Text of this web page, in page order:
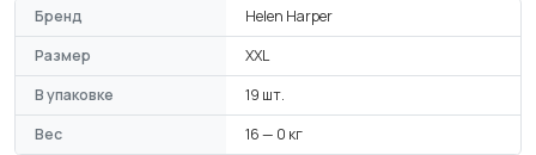
Бренд
Helen Harper
Размер
XXL
В упаковке
19 шт.
Вес
16 — 0 кг